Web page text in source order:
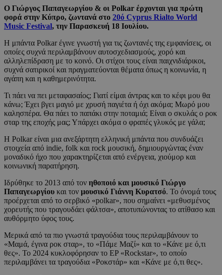
Ο Γιώργος Παπαγεωργίου & οι Polkar έρχονται για πρώτη
φορά στην Κύπρο, ζωντανά στο 20ό Cyprus Rialto World
Music Festival, την Παρασκευή 18 Ιουλίου.
Η μπάντα Polkar έγινε γνωστή για τις ζωντανές της εμφανίσεις, οι
οποίες συχνά περιλαμβάνουν αυτοσχεδιασμούς, χορό και
αλληλεπίδραση με το κοινό. Οι στίχοι τους είναι παιχνιδιάρικοι,
συχνά σατιρικοί και πραγματεύονται θέματα όπως η κοινωνία, η
αγάπη και η καθημερινότητα.
Τι πάει να πει μεταφασαίος; Γιατί είμαι άντρας και το κέφι μου θα
κάνω; Έχει βγει μαγιό με χρυσή παγιέτα ή όχι ακόμα; Μωρό μου
καλησπέρα. Θα πάει το παπάκι στην ποταμιά; Είναι ο σκυλάς ο ροκ
σταρ της εποχής μας; Υπάρχει ακόμα ο φραπές γλυκός με γάλα;
Η Polkar είναι μια ανεξάρτητη ελληνική μπάντα που συνδυάζει
στοιχεία από indie, folk και rock μουσική, δημιουργώντας έναν
μοναδικό ήχο που χαρακτηρίζεται από ενέργεια, χιούμορ και
κοινωνική παρατήρηση.
Ιδρύθηκε το 2013 από τον ηθοποιό και μουσικό Γιώργο
Παπαγεωργίου και τον μουσικό Γιάννη Κυρατσό. Το όνομά τους
προέρχεται από το σερβικό «polkar», που σημαίνει «μεθυσμένος
χορευτής που τραγουδάει φάλτσα», αποτυπώνοντας το ατίθασο και
αυθόρμητο ύφος τους.
Μερικά από τα πιο γνωστά τραγούδια τους περιλαμβάνουν το
«Μαμά, έγινα ροκ σταρ», το «Πάμε Μαζί» και το «Κάνε με ό,τι
θες». Το 2024 κυκλοφόρησαν το EP «Rockstar», το οποίο
περιλαμβάνει τα τραγούδια «Ροκστάρ» και «Κάνε με ό,τι θες».